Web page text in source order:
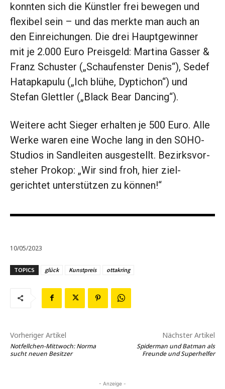
konnten sich die Künstler frei bewegen und
fle­xibel sein – und das merkte man auch an
den Einreichungen. Die drei Hauptgewinner
mit je 2.000 Euro Preisgeld: Martina Gasser &
Franz Schuster („Schaufenster Denis“), Sedef
­Hatapkapulu („Ich blühe, Dyptichon“) und
Stefan Glettler („Black Bear Dancing“).
Weitere acht Sieger erhalten je 500 Euro. Alle
Werke waren eine Woche lang in den SOHO-
Studios in Sandleiten ausgestellt. Bezirksvor­
steher Prokop: „Wir sind froh, hier ziel­
gerichtet unterstützen zu ­können!“
10/05/2023
TOPICS glück Kunstpreis ottakring
Vorheriger Artikel
Notfellchen-Mittwoch: Norma
sucht neuen Besitzer
Nächster Artikel
Spiderman und Batman als
Freunde und Superhelfer
- Anzeige -